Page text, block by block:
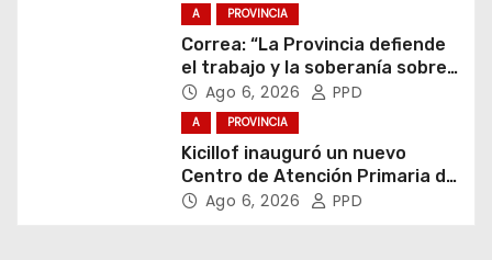
A PROVINCIA
Correa: “La Provincia defiende
el trabajo y la soberanía sobre
puertos y ríos”
Ago 6, 2026 PPD
A PROVINCIA
Kicillof inauguró un nuevo
Centro de Atención Primaria de
la Salud
Ago 6, 2026 PPD